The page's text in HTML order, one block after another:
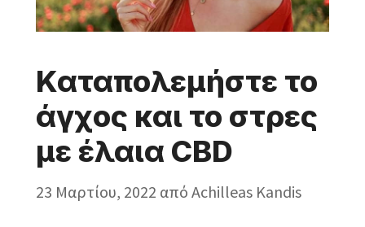
Καταπολεμήστε το
άγχος και το στρες
με έλαια CBD
23 Μαρτίου, 2022 από Achilleas Kandis